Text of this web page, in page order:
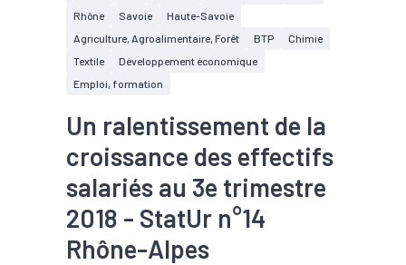
Rhône
Savoie
Haute-Savoie
Agriculture, Agroalimentaire, Forêt
BTP
Chimie
Textile
Développement économique
Emploi, formation
Un ralentissement de la
croissance des effectifs
salariés au 3e trimestre
2018 - StatUr n°14
Rhône-Alpes